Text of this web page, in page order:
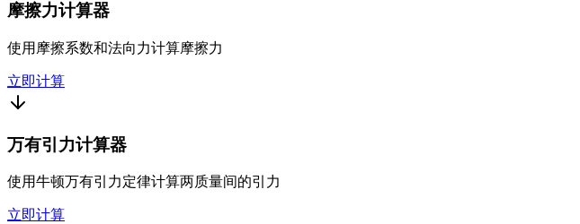
摩擦力计算器
使用摩擦系数和法向力计算摩擦力
立即计算
万有引力计算器
使用牛顿万有引力定律计算两质量间的引力
立即计算